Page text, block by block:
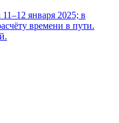
января 2025; в
времени в пути.